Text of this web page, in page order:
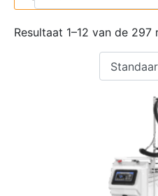
Resultaat 1–12 van de